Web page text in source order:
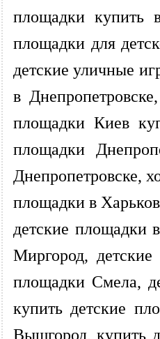
площадки купить
площадки для
детские уличные
в
площадки Киев
площадки
Днепропетровске,
площадки в
детские площадки
Миргород,
площадки Смела,
купить детские
Вышгород, купить